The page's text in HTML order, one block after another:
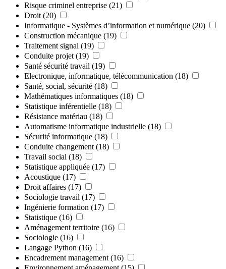
Risque criminel entreprise (21)
Droit (20)
Informatique - Systèmes d’information et numérique (20)
Construction mécanique (19)
Traitement signal (19)
Conduite projet (19)
Santé sécurité travail (19)
Electronique, informatique, télécommunication (18)
Santé, social, sécurité (18)
Mathématiques informatiques (18)
Statistique inférentielle (18)
Résistance matériau (18)
Automatisme informatique industrielle (18)
Sécurité informatique (18)
Conduite changement (18)
Travail social (18)
Statistique appliquée (17)
Acoustique (17)
Droit affaires (17)
Sociologie travail (17)
Ingénierie formation (17)
Statistique (16)
Aménagement territoire (16)
Sociologie (16)
Langage Python (16)
Encadrement management (16)